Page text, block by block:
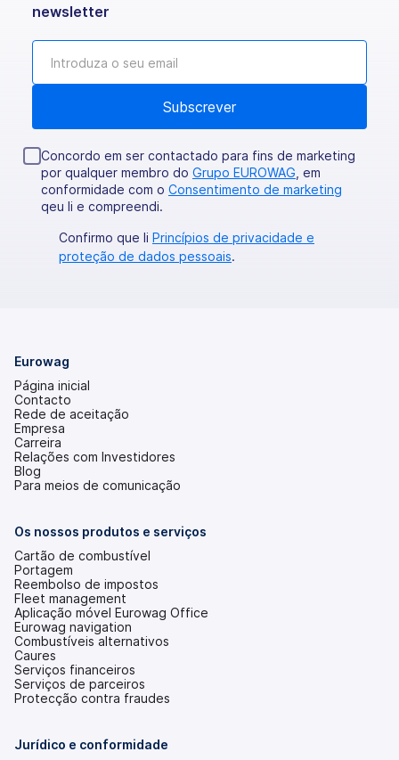
newsletter
Concordo em ser contactado para fins de marketing
por qualquer membro do Grupo EUROWAG , em
conformidade com o Consentimento de marketing
qeu li e compreendi.
Confirmo que li Princípios de privacidade e
proteção de dados pessoais.
Eurowag
Página inicial
Contacto
Rede de aceitação
Empresa
Carreira
Relações com Investidores
(abre
num
Blog
Para meios de comunicação
Os nossos produtos e serviços
Cartão de combustível
Portagem
Reembolso de impostos
Fleet management
Aplicação móvel Eurowag Office
Eurowag navigation
Combustíveis alternativos
Caures
Serviços financeiros
Serviços de parceiros
Protecção contra fraudes
Jurídico e conformidade